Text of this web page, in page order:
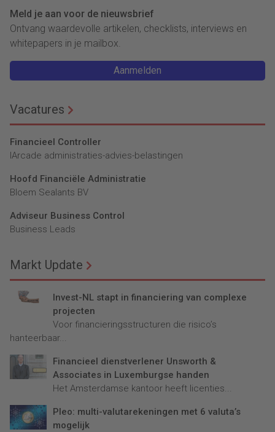
Meld je aan voor de nieuwsbrief
Ontvang waardevolle artikelen, checklists, interviews en
whitepapers in je mailbox.
Aanmelden
Vacatures
Financieel Controller
lArcade administraties-advies-belastingen
Hoofd Financiële Administratie
Bloem Sealants BV
Adviseur Business Control
Business Leads
Markt Update
Invest-NL stapt in financiering van complexe
projecten
Voor financieringsstructuren die risico’s
hanteerbaar...
Financieel dienstverlener Unsworth &
Associates in Luxemburgse handen
Het Amsterdamse kantoor heeft licenties...
Pleo: multi-valutarekeningen met 6 valuta’s
mogelijk